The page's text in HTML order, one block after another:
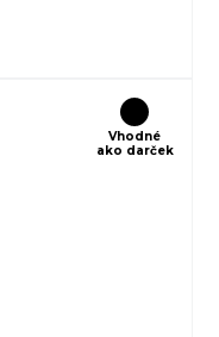
Vhodné
ako darček